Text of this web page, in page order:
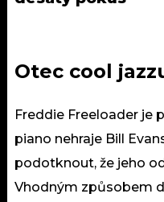
Otec cool
Freddie Freeloader je
piano nehraje Bill
podotknout, že jeho
Vhodným způsobem